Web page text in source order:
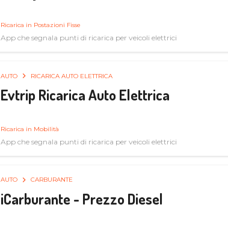
Ricarica in Postazioni Fisse
App che segnala punti di ricarica per veicoli elettrici
AUTO RICARICA AUTO ELETTRICA
Evtrip Ricarica Auto Elettrica
Ricarica in Mobilità
App che segnala punti di ricarica per veicoli elettrici
AUTO CARBURANTE
iCarburante - Prezzo Diesel